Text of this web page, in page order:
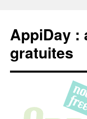
contenu
AppiDay :
gratuites